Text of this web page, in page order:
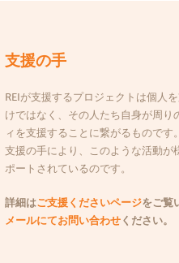
支援の手
REIが支援するプロジェクトは個人
けではなく、その人たち自身が周り
ィを支援することに繋がるものです
支援の手により、このような活動が
ポートされているのです。
詳細はご支援くださいページをご覧
メールにてお問い合わせ ください。